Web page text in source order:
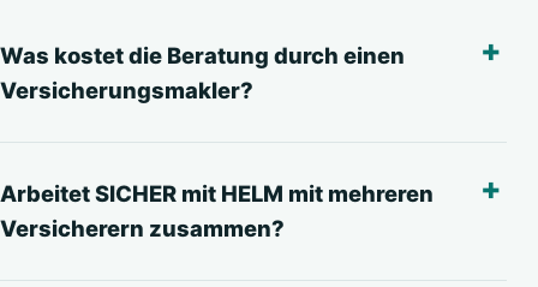
Was kostet die Beratung durch einen
Versicherungsmakler?
Arbeitet SICHER mit HELM mit mehreren
Versicherern zusammen?